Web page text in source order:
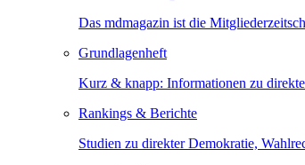
Das mdmagazin ist die
Grundlagenheft
Kurz & knapp: Informationen zu
Rankings & Berichte
Studien zu direkter Demokratie,